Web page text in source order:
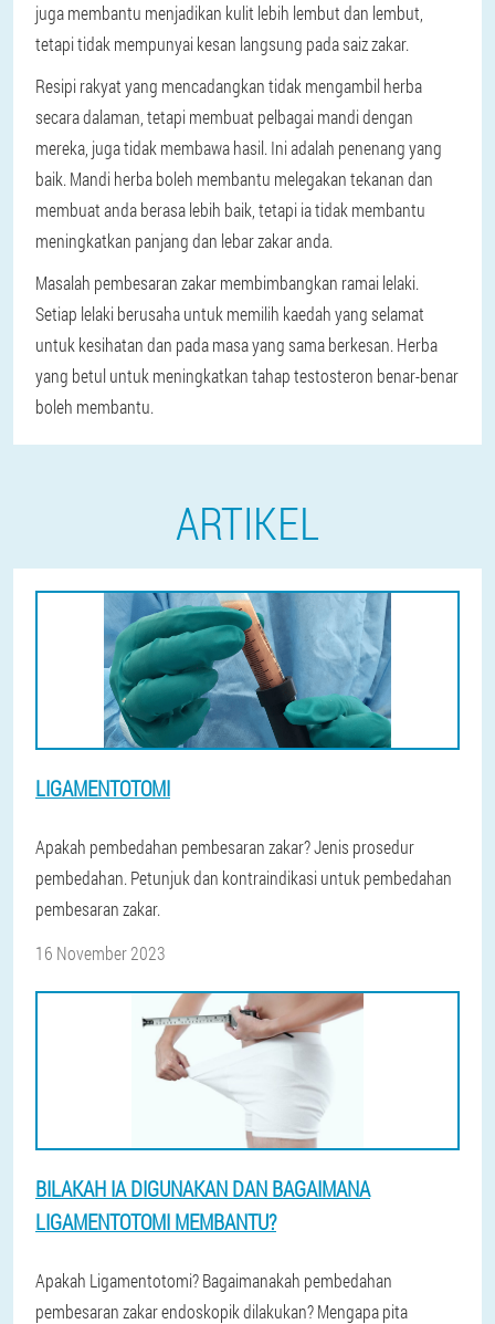
juga membantu menjadikan kulit lebih lembut dan lembut,
tetapi tidak mempunyai kesan langsung pada saiz zakar.
Resipi rakyat yang mencadangkan tidak mengambil herba
secara dalaman, tetapi membuat pelbagai mandi dengan
mereka, juga tidak membawa hasil. Ini adalah penenang yang
baik. Mandi herba boleh membantu melegakan tekanan dan
membuat anda berasa lebih baik, tetapi ia tidak membantu
meningkatkan panjang dan lebar zakar anda.
Masalah pembesaran zakar membimbangkan ramai lelaki.
Setiap lelaki berusaha untuk memilih kaedah yang selamat
untuk kesihatan dan pada masa yang sama berkesan. Herba
yang betul untuk meningkatkan tahap testosteron benar-benar
boleh membantu.
ARTIKEL
LIGAMENTOTOMI
Apakah pembedahan pembesaran zakar? Jenis prosedur
pembedahan. Petunjuk dan kontraindikasi untuk pembedahan
pembesaran zakar.
16 November 2023
BILAKAH IA DIGUNAKAN DAN BAGAIMANA
LIGAMENTOTOMI MEMBANTU?
Apakah Ligamentotomi? Bagaimanakah pembedahan
pembesaran zakar endoskopik dilakukan? Mengapa pita